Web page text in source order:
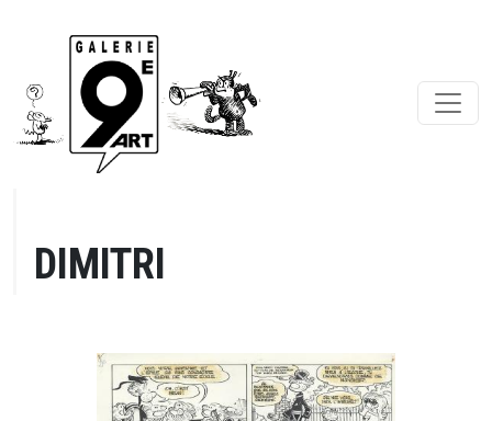
DIMITRI